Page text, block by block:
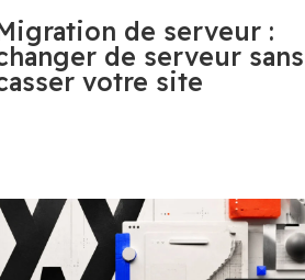
de serveur :
de serveur sans
votre site